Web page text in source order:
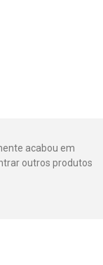
acabou em
outros produtos